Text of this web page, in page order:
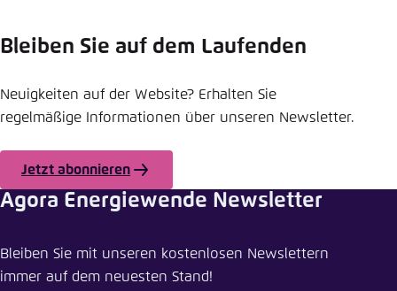
Bleiben Sie auf dem Laufenden
Neuigkeiten auf der Website? Erhalten Sie
regelmäßige Informationen über unseren Newsletter.
Jetzt abonnieren
Ausbau der Übertragungsnetze richtig planen
Agora Energiewende Newsletter
Bleiben Sie mit unseren kostenlosen Newslettern
immer auf dem neuesten Stand!